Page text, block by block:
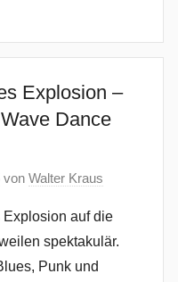
Explosion –
Dance
von Walter Kraus
auf die
spektakulär.
Punk und